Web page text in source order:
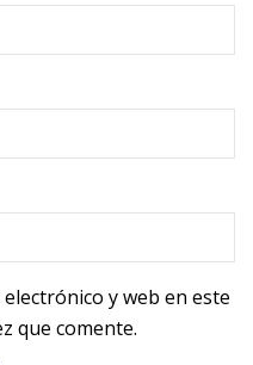
y web en este
que comente.